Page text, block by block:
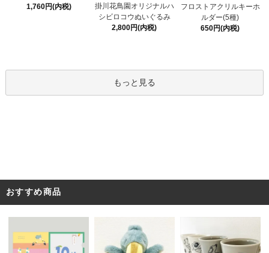
1,760円(内税)
掛川花鳥園オリジナルハ
シビロコウぬいぐるみ
2,800円(内税)
フロストアクリルキーホ
ルダー(5種)
650円(内税)
もっと見る
おすすめ商品